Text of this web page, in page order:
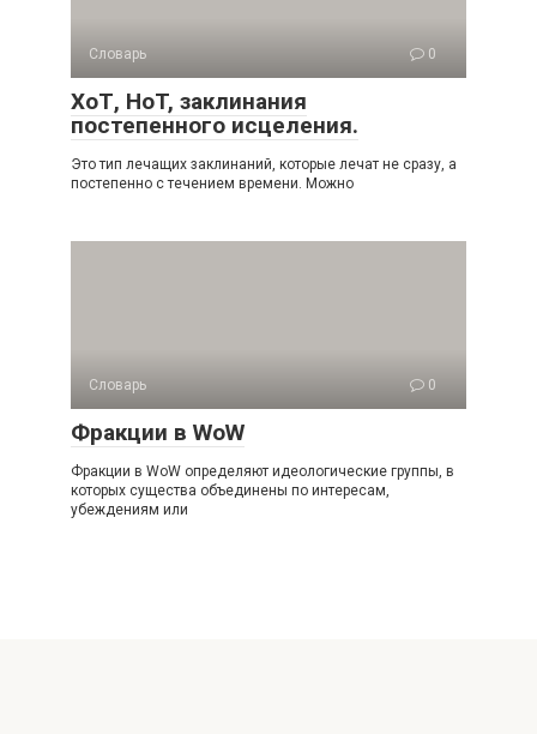
Словарь 0
ХоТ, HoT, заклинания
постепенного исцеления.
Это тип лечащих заклинаний, которые лечат не сразу, а
постепенно с течением времени. Можно
Словарь 0
Фракции в WoW
Фракции в WoW определяют идеологические группы, в
которых существа объединены по интересам,
убеждениям или